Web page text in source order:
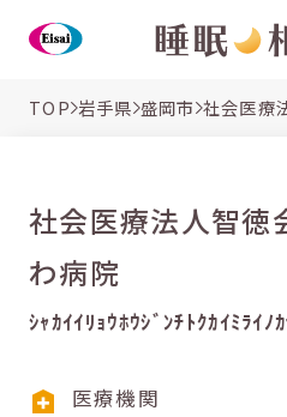
TOP 岩手県 盛岡市 社会医療
社会医療法人智徳
わ病院
ｼｬｶｲｲﾘｮｳﾎｳｼﾞﾝﾁﾄｸｶｲﾐﾗｲﾉ
医療機関